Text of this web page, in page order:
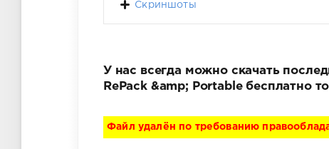
Скриншоты
У нас всегда можно скачать
RePack &amp; Portable бесплатно
Файл удалён по требованию